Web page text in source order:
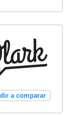
a comparar